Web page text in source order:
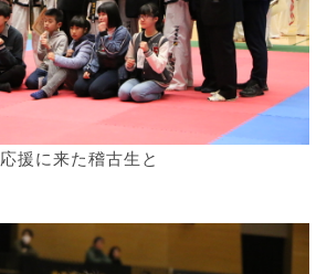
応援に来た稽古生と